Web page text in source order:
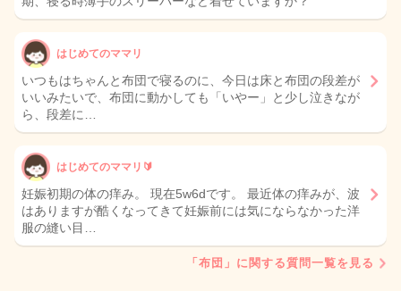
はじめてのママリ
いつもはちゃんと布団で寝るのに、今日は床と布団の段差が
いいみたいで、布団に動かしても「いやー」と少し泣きなが
ら、段差に…
はじめてのママリ🔰
妊娠初期の体の痒み。 現在5w6dです。 最近体の痒みが、波
はありますが酷くなってきて妊娠前には気にならなかった洋
服の縫い目…
「布団」に関する質問一覧を見る